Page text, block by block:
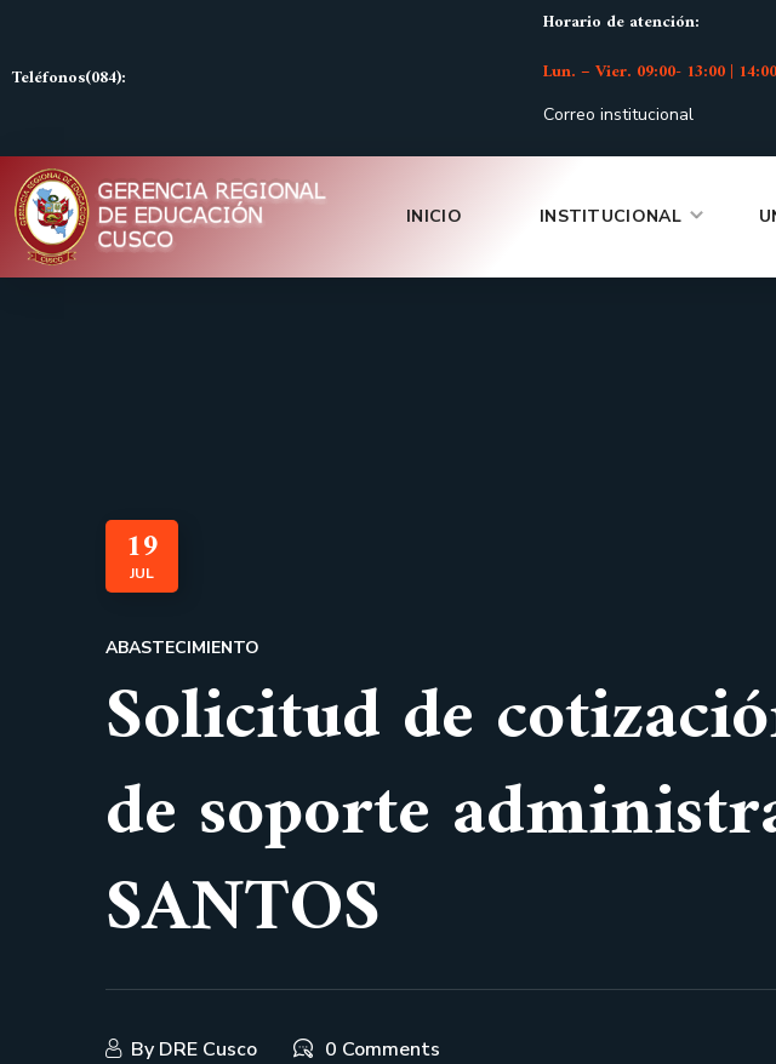
Teléfonos(084):
Horario de atención:
Lun. – Vier. 09:00- 13:00 |
Correo institucional
INICIO INSTITUCIONAL
19
JUL
ABASTECIMIENTO
Solicitud de
de soporte
SANTOS
By DRE Cusco 0 Comments